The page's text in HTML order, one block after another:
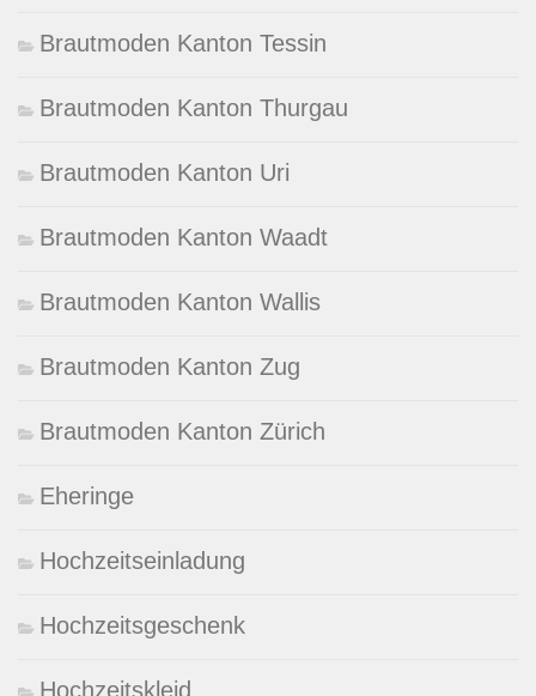
Brautmoden Kanton Tessin
Brautmoden Kanton Thurgau
Brautmoden Kanton Uri
Brautmoden Kanton Waadt
Brautmoden Kanton Wallis
Brautmoden Kanton Zug
Brautmoden Kanton Zürich
Eheringe
Hochzeitseinladung
Hochzeitsgeschenk
Hochzeitskleid